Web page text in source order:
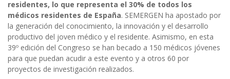
residentes, lo que representa el 30% de todos los
médicos residentes de España. SEMERGEN ha apostado por
la generación del conocimiento, la innovación y el desarrollo
productivo del joven médico y el residente. Asimismo, en esta
39º edición del Congreso se han becado a 150 médicos jóvenes
para que puedan acudir a este evento y a otros 60 por
proyectos de investigación realizados.